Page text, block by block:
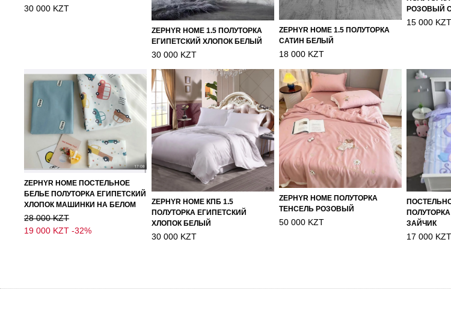
30 000 KZT
ZEPHYR HOME 1.5 ПОЛУТОРКА
ЕГИПЕТСКИЙ ХЛОПОК БЕЛЫЙ
30 000 KZT
ZEPHYR HOME 1.5 ПОЛУТОРКА
САТИН БЕЛЫЙ
18 000 KZT
РОЗОВЫЙ
15 000 KZT
ZEPHYR HOME ПОСТЕЛЬНОЕ
БЕЛЬЕ ПОЛУТОРКА ЕГИПЕТСКИЙ
ХЛОПОК МАШИНКИ НА БЕЛОМ
28 000 KZT
19 000 KZT -32%
ZEPHYR HOME КПБ 1.5
ПОЛУТОРКА ЕГИПЕТСКИЙ
ХЛОПОК БЕЛЫЙ
30 000 KZT
ZEPHYR HOME ПОЛУТОРКА
ТЕНСЕЛЬ РОЗОВЫЙ
50 000 KZT
ЗАЙЧИК
17 000 KZT